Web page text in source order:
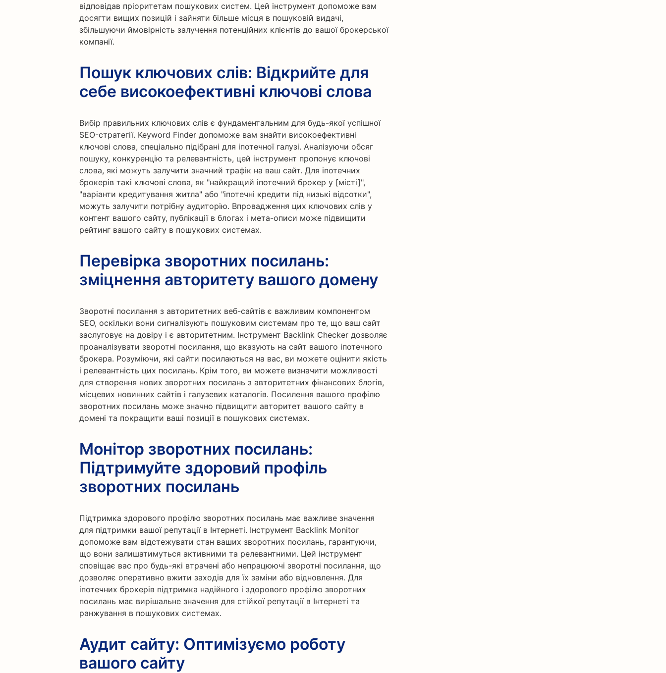
відповідав пріоритетам пошукових систем. Цей інструмент допоможе вам
досягти вищих позицій і зайняти більше місця в пошуковій видачі,
збільшуючи ймовірність залучення потенційних клієнтів до вашої брокерської
компанії.
Пошук ключових слів: Відкрийте для
себе високоефективні ключові слова
Вибір правильних ключових слів є фундаментальним для будь-якої успішної
SEO-стратегії. Keyword Finder допоможе вам знайти високоефективні
ключові слова, спеціально підібрані для іпотечної галузі. Аналізуючи обсяг
пошуку, конкуренцію та релевантність, цей інструмент пропонує ключові
слова, які можуть залучити значний трафік на ваш сайт. Для іпотечних
брокерів такі ключові слова, як "найкращий іпотечний брокер у [місті]",
"варіанти кредитування житла" або "іпотечні кредити під низькі відсотки",
можуть залучити потрібну аудиторію. Впровадження цих ключових слів у
контент вашого сайту, публікації в блогах і мета-описи може підвищити
рейтинг вашого сайту в пошукових системах.
Перевірка зворотних посилань:
зміцнення авторитету вашого домену
Зворотні посилання з авторитетних веб-сайтів є важливим компонентом
SEO, оскільки вони сигналізують пошуковим системам про те, що ваш сайт
заслуговує на довіру і є авторитетним. Інструмент Backlink Checker дозволяє
проаналізувати зворотні посилання, що вказують на сайт вашого іпотечного
брокера. Розуміючи, які сайти посилаються на вас, ви можете оцінити якість
і релевантність цих посилань. Крім того, ви можете визначити можливості
для створення нових зворотних посилань з авторитетних фінансових блогів,
місцевих новинних сайтів і галузевих каталогів. Посилення вашого профілю
зворотних посилань може значно підвищити авторитет вашого сайту в
домені та покращити ваші позиції в пошукових системах.
Монітор зворотних посилань:
Підтримуйте здоровий профіль
зворотних посилань
Підтримка здорового профілю зворотних посилань має важливе значення
для підтримки вашої репутації в Інтернеті. Інструмент Backlink Monitor
допоможе вам відстежувати стан ваших зворотних посилань, гарантуючи,
що вони залишатимуться активними та релевантними. Цей інструмент
сповіщає вас про будь-які втрачені або непрацюючі зворотні посилання, що
дозволяє оперативно вжити заходів для їх заміни або відновлення. Для
іпотечних брокерів підтримка надійного і здорового профілю зворотних
посилань має вирішальне значення для стійкої репутації в Інтернеті та
ранжування в пошукових системах.
Аудит сайту: Оптимізуємо роботу
вашого сайту